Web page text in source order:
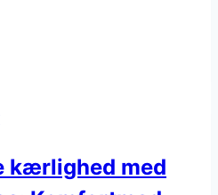
kærlighed med